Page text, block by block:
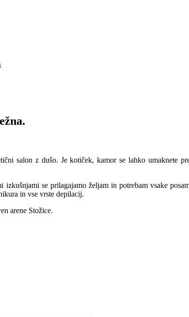
salon z dušo. Je kotiček, kamor se lahko umaknete
izkušnjami se prilagajamo željam in potrebam vsake
in vse vrste depilacij.
arene Stožice.